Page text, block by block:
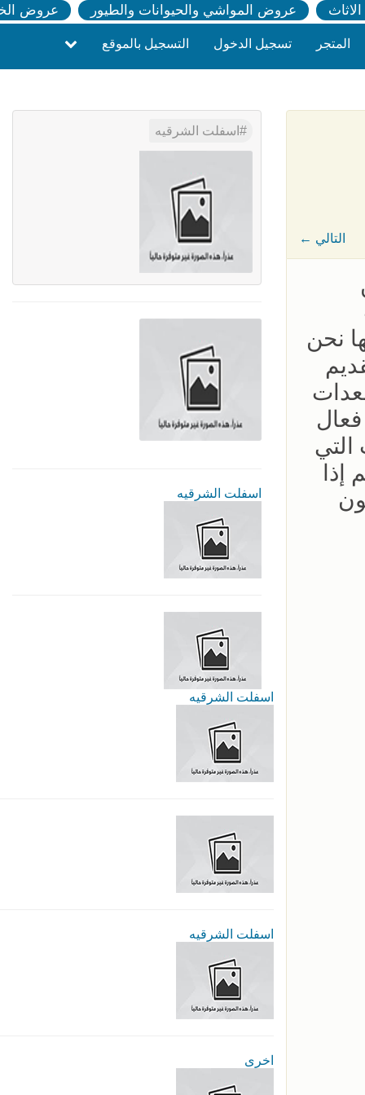
عروض المواشي والحيوانات والطيور عروض
المتجر تسجيل الدخول التسجيل بالموقع
← التالي
نحن
فعال
التي
إذا
اسفلت الشرقيه
اسفلت الشرقيه
اسفلت الشرقيه
اسفلت الشرقيه
اخرى